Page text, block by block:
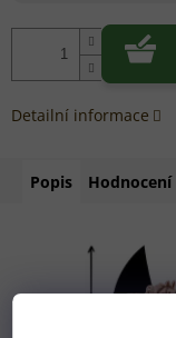
Detailní informace
Popis Hodnocení